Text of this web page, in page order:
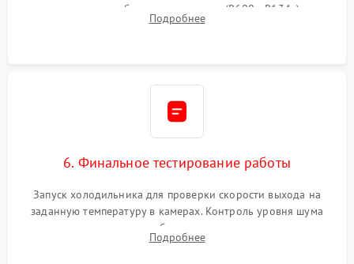
дозированным объемом хладагента (R600a, R134a) по
электронным весам. Контроль рабочего давления в системе.
Подробнее
6. Финальное тестирование работы
Запуск холодильника для проверки скорости выхода на
заданную температуру в камерах. Контроль уровня шума
компрессора, отсутствия обмерзания стенок и корректного
срабатывания системы автоматической оттайки.
Подробнее